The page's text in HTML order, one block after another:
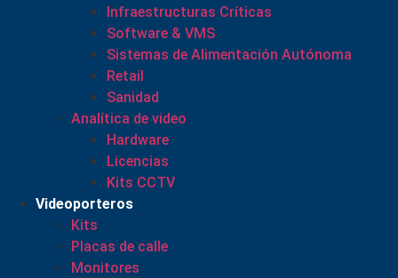
Infraestructuras Críticas
Software & VMS
Sistemas de Alimentación Autónoma
Retail
Sanidad
Analítica de video
Hardware
Licencias
Kits CCTV
Videoporteros
Kits
Placas de calle
Monitores